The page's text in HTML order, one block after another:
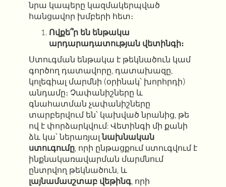
նրա կապերը կազմակերպված
հանցավոր խմբերի հետ։
Ովքե՞ր են ենթակա
արդարադատության վետինգի։
Ստուգման ենթակա է թեկնածուն կամ
գործող դատավորը, դատախազը,
կոլեգիալ մարմնի (օրինակ՝ խորհրդի)
անդամը։ Չափանիշները և
գնահատման չափանիշները
տարբերվում են՝ կախված նրանից, թե
ով է փորձարկվում: Վետինգի մի քանի
ձև կա՝ ներառյալնախնական
ստուգումը, որի ընթացքում ստուգվում է
ինքնակառավարման մարմնում
ընտրվող թեկնածուն, և
լայնամասշտաբ վեթինգ, որի